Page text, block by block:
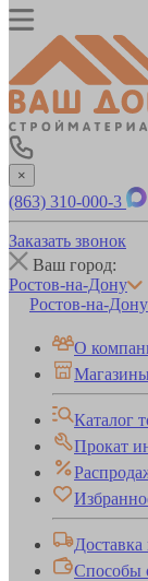
×
(863) 310-000-3
Заказать звонок
Ваш город:
Ростов-на-Дону
Ростов-на-Дону
О
Магазины
Каталог
Прокат
Способы